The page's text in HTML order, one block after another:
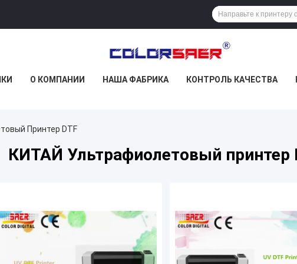
О КОМПАНИИ НАША ФАБРИКА КОНТРОЛЬ КАЧЕСТВА
Принтер DTF
КИТАЙ Ультрафиолетовый принтер